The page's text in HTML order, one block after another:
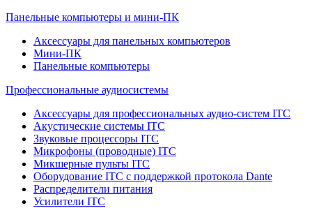
Панельные компьютеры и мини-ПК
Аксессуары для панельных компьютеров
Мини-ПК
Панельные компьютеры
Профессиональные аудиосистемы
Аксессуары для профессиональных аудио-систем ITC
Акустические системы ITC
Звуковые процессоры ITC
Микрофоны (проводные) ITC
Микшерные пульты ITC
Оборудование ITC с поддержкой протокола Dante
Распределители питания
Усилители ITC